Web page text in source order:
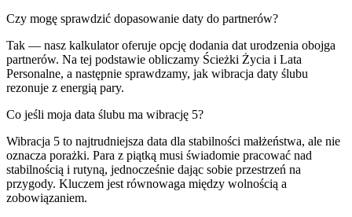
Czy mogę sprawdzić dopasowanie daty do partnerów?
Tak — nasz kalkulator oferuje opcję dodania dat urodzenia obojga
partnerów. Na tej podstawie obliczamy Ścieżki Życia i Lata
Personalne, a następnie sprawdzamy, jak wibracja daty ślubu
rezonuje z energią pary.
Co jeśli moja data ślubu ma wibrację 5?
Wibracja 5 to najtrudniejsza data dla stabilności małżeństwa, ale nie
oznacza porażki. Para z piątką musi świadomie pracować nad
stabilnością i rutyną, jednocześnie dając sobie przestrzeń na
przygody. Kluczem jest równowaga między wolnością a
zobowiązaniem.